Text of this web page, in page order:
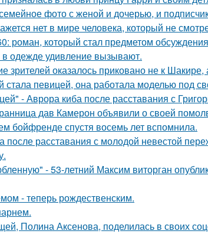
фото с женой и дочерью, и
нет в мире человека, который не
роман, который стал предметом
одежде удивление вызывают.
зрителей оказалось приковано не к
стала певицей, она работала моделью под
- Аврора киба после расставания с
дав Камерон объявили о своей
бойфренде спустя восемь лет вспомнила.
после расставания с молодой невестой
- 53-летний Максим виторган
- теперь рождественским.
Полина Аксенова, поделилась в своих